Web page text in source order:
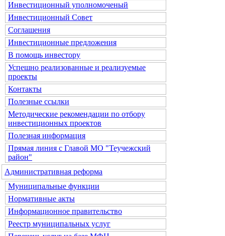
Инвестиционный уполномоченый
Инвестиционный Совет
Соглашения
Инвестиционные предложения
В помощь инвестору
Успешно реализованные и реализуемые
проекты
Контакты
Полезные ссылки
Методические рекомендации по отбору
инвестиционных проектов
Полезная информация
Прямая линия с Главой МО "Теучежский
район"
Административная реформа
Муниципальные функции
Нормативные акты
Информационное правительство
Реестр муниципальных услуг